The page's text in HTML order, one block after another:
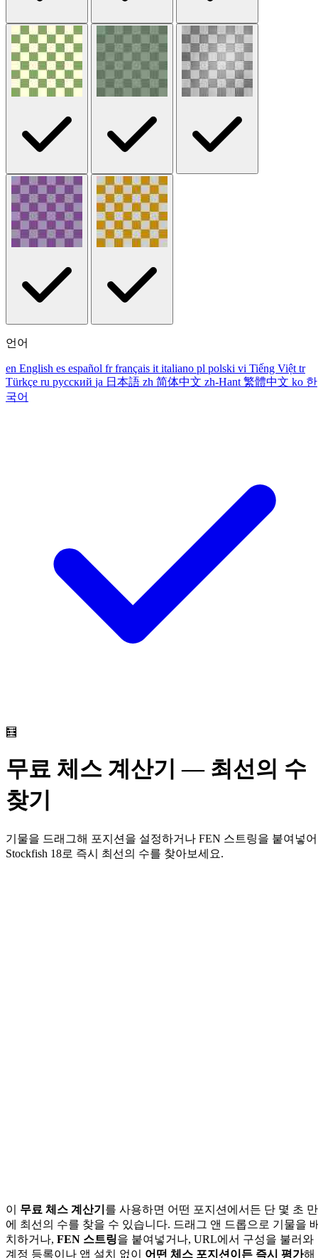
언어
en English es español fr français it italiano pl polski vi Tiếng Việt tr
Türkçe ru русский ja 日本語 zh 简体中文 zh-Hant 繁體中文 ko 한
국어
🧮
무료 체스 계산기 — 최선의 수
찾기
기물을 드래그해 포지션을 설정하거나 FEN 스트링을 붙여넣어
Stockfish 18로 즉시 최선의 수를 찾아보세요.
이 무료 체스 계산기 를 사용하면 어떤 포지션에서든 단 몇 초 만
에 최선의 수를 찾을 수 있습니다. 드래그 앤 드롭으로 기물을
치하거나, FEN 스트링을 붙여넣거나, URL에서 구성을 불러와
계정 등록이나 앱 설치 없이 어떤 체스 포지션이든 즉시 평가해